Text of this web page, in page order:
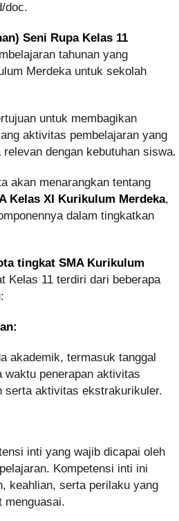
doc.
Seni Rupa Kelas 11
tahunan yang
Merdeka untuk sekolah
untuk membagikan
aktivitas pembelajaran yang
dengan kebutuhan siswa.
akan menarangkan tentang
Kelas XI Kurikulum Merdeka,
dalam tingkatkan
tingkat SMA Kurikulum
Kelas 11 terdiri dari beberapa
akademik, termasuk tanggal
waktu penerapan aktivitas
serta aktivitas ekstrakurikuler.
inti yang wajib dicapai oleh
Kompetensi inti ini
keahlian, serta perilaku yang
menguasai.